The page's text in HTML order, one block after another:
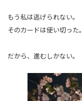
もう私は逃げられない。
そのカードは使い切った。
だから、進むしかない。